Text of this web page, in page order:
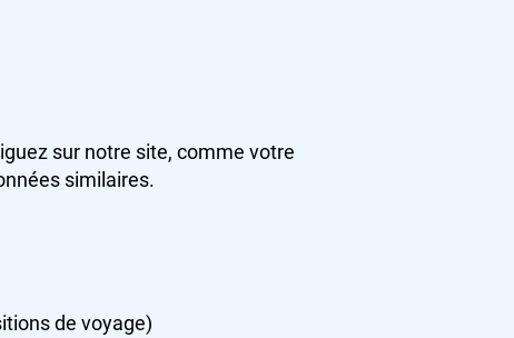
sur notre site, comme votre
similaires.
de voyage)